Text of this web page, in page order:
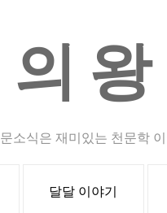
의
소식은 재미있는 천문학
달달 이야기